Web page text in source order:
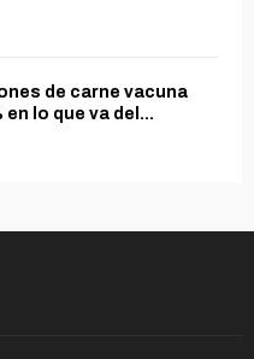
de carne vacuna
lo que va del...